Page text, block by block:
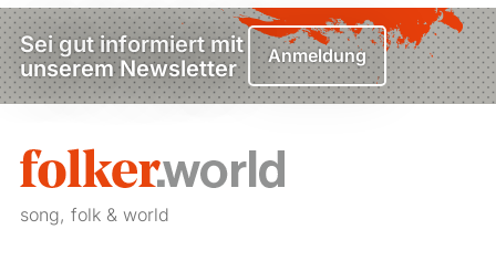
Sei gut informiert mit
unserem Newsletter
Anmeldung
song, folk & world